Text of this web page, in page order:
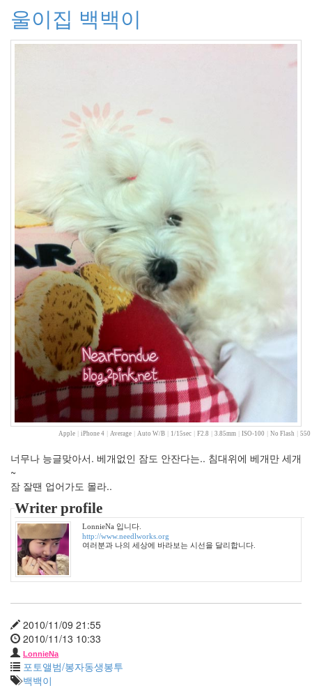
울이집 백백이
Apple iPhone 4 Average Auto W/B 1/15sec F2.8 3.85mm ISO-100 No Flash 550
너무나 능글맞아서. 베개없인 잠도 안잔다는.. 침대위에 베개만 세개
~
잠 잘땐 업어가도 몰라..
Writer profile
LonnieNa 입니다.
http://www.needlworks.org
여러분과 나의 세상에 바라보는 시선을 달리합니다.
2010/11/09 21:55
2010/11/13 10:33
LonnieNa
포토앨범/봉자동생봉투
백백이
10
월
1
2010
34
2010
년
1
월
2
2010
년
2
월
2
2010
월
2010
년
4
월
0
2010
년
5
월
3
년
6
월
2
2010
년